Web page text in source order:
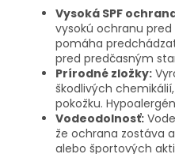
Vysoká SPF
vysokú ochranu pred
pomáha
pred predčasným
Prírodné zložky:
škodlivých
pokožku.
Vodeodolnosť:
že ochrana zostáva
alebo športových